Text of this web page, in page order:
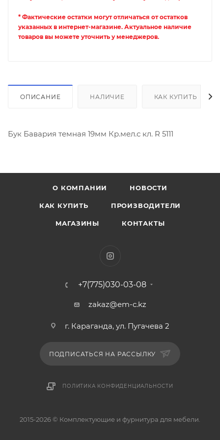
* Фактические остатки могут отличаться от остатков
указанных в интернет-магазине. Актуальное наличие
товаров вы можете уточнить у менеджеров.
ОПИСАНИЕ НАЛИЧИЕ КАК КУПИТЬ
Бук Бавария темная 19мм Кр.мел.с кл. R 5111
О КОМПАНИИ НОВОСТИ
КАК КУПИТЬ ПРОИЗВОДИТЕЛИ
МАГАЗИНЫ КОНТАКТЫ
+7(775)030-03-08
zakaz@em-c.kz
г. Караганда, ул. Пугачева 2
ПОДПИСАТЬСЯ НА РАССЫЛКУ
ПОЛИТИКА КОНФИДЕНЦИАЛЬНОСТИ
2015-2026 © Комплектующие и фурнитура для мебели.